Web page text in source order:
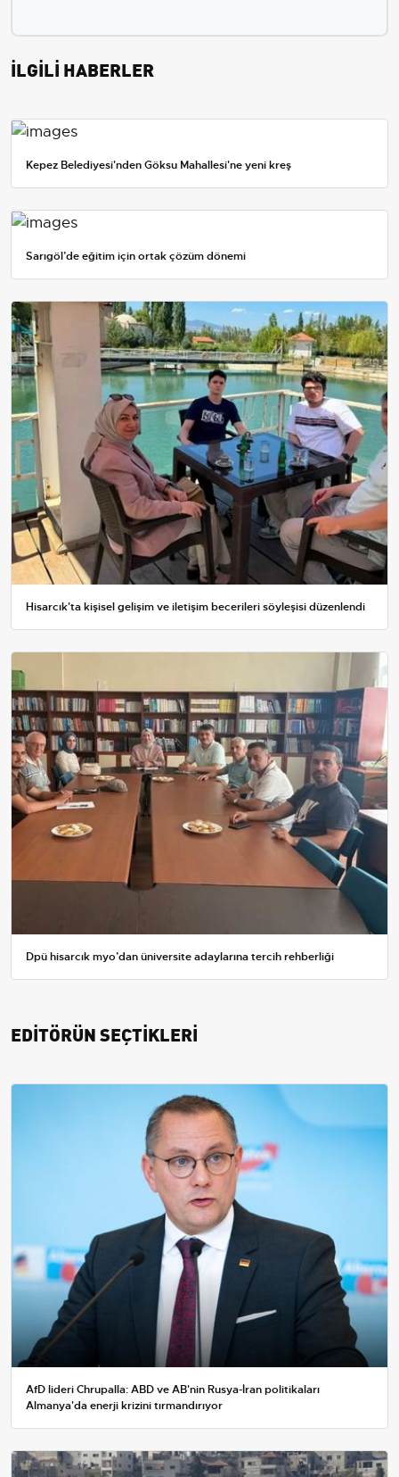
İLGİLİ HABERLER
Kepez Belediyesi'nden Göksu Mahallesi'ne yeni kreş
Sarıgöl’de eğitim için ortak çözüm dönemi
Hisarcık'ta kişisel gelişim ve iletişim becerileri söyleşisi düzenlendi
Dpü hisarcık myo’dan üniversite adaylarına tercih rehberliği
EDİTÖRÜN SEÇTİKLERİ
AfD lideri Chrupalla: ABD ve AB'nin Rusya-İran politikaları
Almanya'da enerji krizini tırmandırıyor